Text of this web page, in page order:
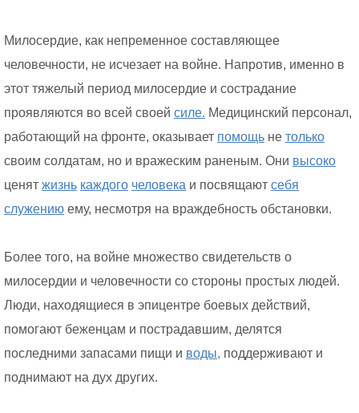
Милосердие, как непременное составляющее
человечности, не исчезает на войне. Напротив, именно в
этот тяжелый период милосердие и сострадание
проявляются во всей своей силе. Медицинский персонал,
работающий на фронте, оказывает помощь не только
своим солдатам, но и вражеским раненым. Они высоко
ценят жизнь каждого человека и посвящают себя
служению ему, несмотря на враждебность обстановки.
Более того, на войне множество свидетельств о
милосердии и человечности со стороны простых людей.
Люди, находящиеся в эпицентре боевых действий,
помогают беженцам и пострадавшим, делятся
последними запасами пищи и воды, поддерживают и
поднимают на дух других.